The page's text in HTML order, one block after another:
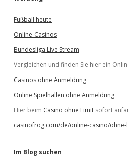
Fußball heute
Online-Casinos
Bundesliga Live Stream
Vergleichen und finden Sie hier ein
Casinos ohne Anmeldung
Online Spielhallen ohne Anmeldung
Hier beim Casino ohne Limit sofort
casinofrog.com/de/online-casino/
Im Blog suchen